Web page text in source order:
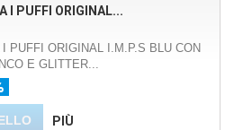
I PUFFI ORIGINAL...
PUFFI ORIGINAL I.M.P.S BLU CON
E GLITTER...
PIÙ